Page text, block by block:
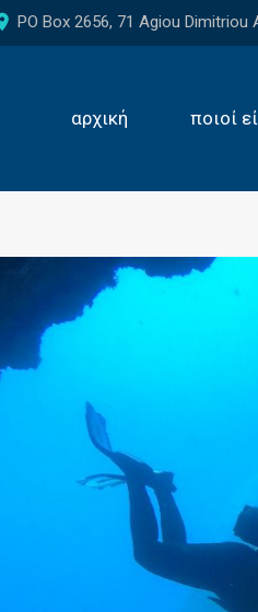
PO Box 2656, 71 Agiou
αρχική ποιοί